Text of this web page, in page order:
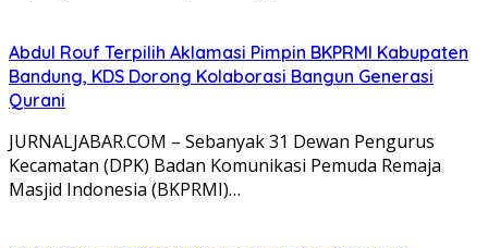
Abdul Rouf Terpilih Aklamasi Pimpin BKPRMI Kabupaten
Bandung, KDS Dorong Kolaborasi Bangun Generasi
Qurani
JURNALJABAR.COM – Sebanyak 31 Dewan Pengurus
Kecamatan (DPK) Badan Komunikasi Pemuda Remaja
Masjid Indonesia (BKPRMI)…